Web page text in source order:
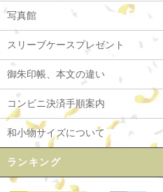
写真館
スリーブケースプレゼント
御朱印帳、本文の違い
コンビニ決済手順案内
和小物サイズについて
ランキング